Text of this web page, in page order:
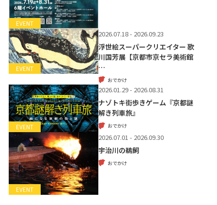
EVENT
EVENT
2026.07.18 - 2026.09.23
浮世絵スーパークリエイター 歌
川国芳展【京都市京セラ美術館
…
おでかけ
EVENT
2026.01.29 - 2026.08.31
ナゾトキ街歩きゲーム『京都謎
解き列車旅』
おでかけ
EVENT
2026.07.01 - 2026.09.30
宇治川の鵜飼
おでかけ